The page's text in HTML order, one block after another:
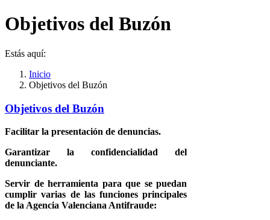
Objetivos del Buzón
Estás aquí:
Inicio
Objetivos del Buzón
Objetivos del Buzón
Facilitar la presentación de denuncias.
Garantizar la confidencialidad del
denunciante.
Servir de herramienta para que se puedan
cumplir varias de las funciones principales
de la Agencia Valenciana Antifraude: